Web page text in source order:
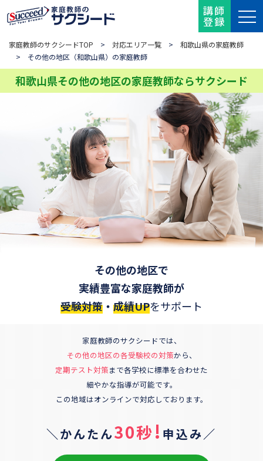
講師
登録
家庭教師のサクシードTOP > 対応エリア一覧 > 和歌山県の家庭教師
> その他の地区（和歌山県）の家庭教師
和歌山県その他の地区の家庭教師ならサクシード
その他の地区で
実績豊富な家庭教師が
受験対策 ・ 成績UPをサポート
家庭教師のサクシードでは、
その他の地区の各受験校の対策から、
定期テスト対策まで各学校に標準を合わせた
細やかな指導が可能です。
この地域はオンラインで対応しております。
＼かんたん30秒! 申込み／